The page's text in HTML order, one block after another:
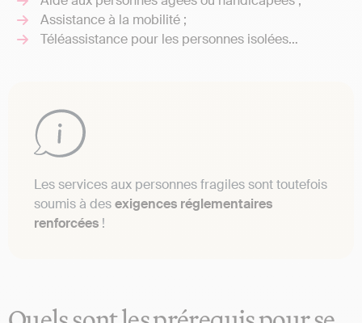
Assistance à la mobilité ;
Téléassistance pour les personnes isolées…
Les services aux personnes fragiles sont toutefois
soumis à desexigences réglementaires
renforcées !